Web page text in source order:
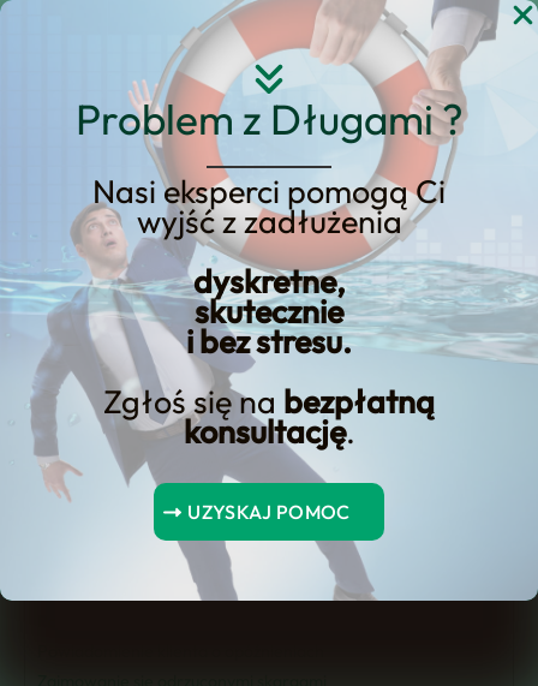
Problem z Długami ?
Nasi eksperci pomogą Ci
wyjść z zadłużenia
dyskretne,
skutecznie
i bez stresu.
Zgłoś się na bezpłatną
konsultację.
UZYSKAJ POMOC
Przejdź
Wytyczne skargowe
banku dotyczące
wniosków o zwrot
pieniędzy
Spis Treści
Obligacje czasowe odpowiedzi banku
Regulacje dotyczące procesu obsługi reklamacji
Przyjmowanie i przetwarzanie skarg